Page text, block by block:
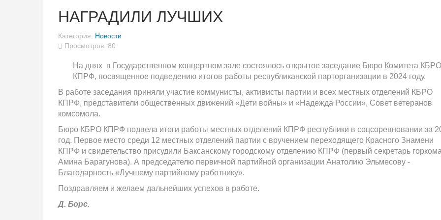
НАГРАДИЛИ ЛУЧШИХ
Категория: Новости
Просмотров: 80
На днях в Государственном концертном зале состоялось открытое заседание Бюро Комитета КБРО
КПРФ, посвященное подведению итогов работы республиканской парторганизации в 2024 году.
В работе заседания приняли участие коммунисты, активисты партии и всех местных отделений КБРО
КПРФ, представители общественных движений «Дети войны» и «Надежда России», Совет ветеранов
комсомола.
Бюро КБРО КПРФ подвела итоги работы местных отделений КПРФ республики в соцсоревновании за
год. Первое место среди 12 местных отделений партии с вручением переходящего Красного Знамени
КПРФ и свидетельство присудили Баксанскому городскому отделению КПРФ (первый секретарь
Амина Барагунова). А председателю первичной партийной организации Анатолию Эльмесову -
Благодарность «Лучшему партийному работнику».
Поздравляем и желаем дальнейших успехов в работе.
Д. Борс.